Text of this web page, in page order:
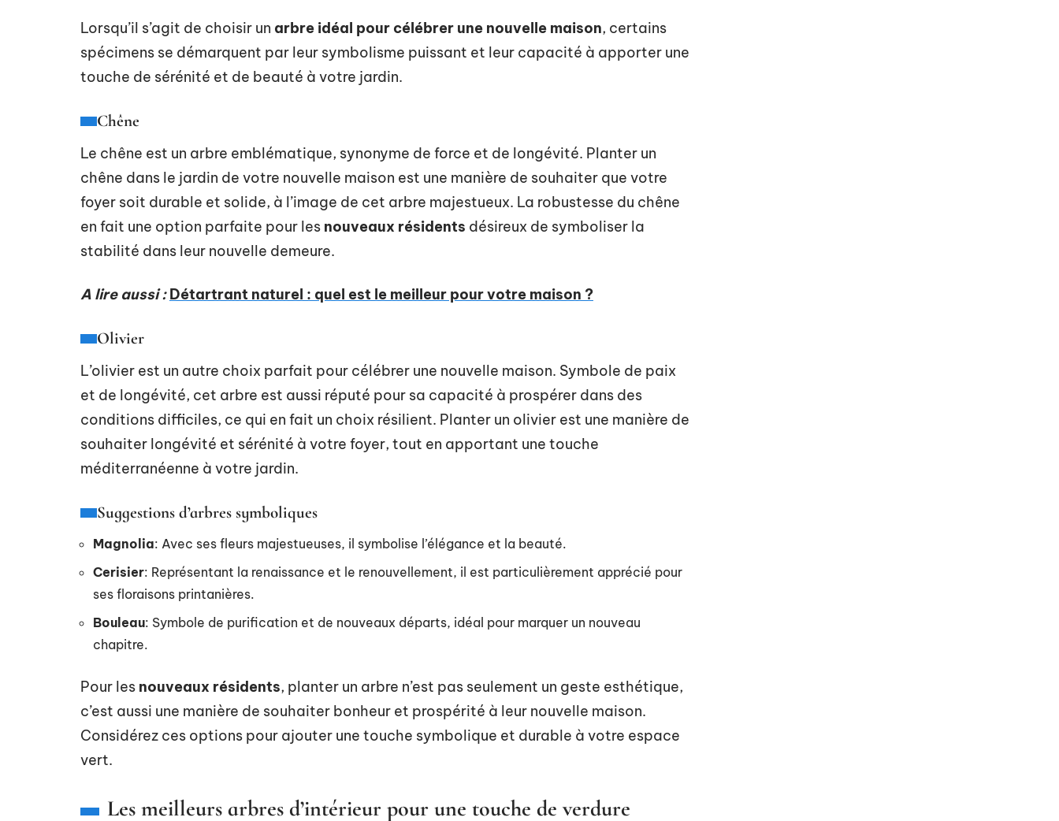
Lorsqu’il s’agit de choisir un arbre idéal pour célébrer une nouvelle maison, certains
spécimens se démarquent par leur symbolisme puissant et leur capacité à apporter une
touche de sérénité et de beauté à votre jardin.
Chêne
Le chêne est un arbre emblématique, synonyme de force et de longévité. Planter un
chêne dans le jardin de votre nouvelle maison est une manière de souhaiter que votre
foyer soit durable et solide, à l’image de cet arbre majestueux. La robustesse du chêne
en fait une option parfaite pour les nouveaux résidents désireux de symboliser la
stabilité dans leur nouvelle demeure.
A lire aussi : Détartrant naturel : quel est le meilleur pour votre maison ?
Olivier
L’olivier est un autre choix parfait pour célébrer une nouvelle maison. Symbole de paix
et de longévité, cet arbre est aussi réputé pour sa capacité à prospérer dans des
conditions difficiles, ce qui en fait un choix résilient. Planter un olivier est une manière de
souhaiter longévité et sérénité à votre foyer, tout en apportant une touche
méditerranéenne à votre jardin.
Suggestions d’arbres symboliques
Magnolia: Avec ses fleurs majestueuses, il symbolise l’élégance et la beauté.
Cerisier: Représentant la renaissance et le renouvellement, il est particulièrement apprécié pour
ses floraisons printanières.
Bouleau: Symbole de purification et de nouveaux départs, idéal pour marquer un nouveau
chapitre.
Pour les nouveaux résidents, planter un arbre n’est pas seulement un geste esthétique,
c’est aussi une manière de souhaiter bonheur et prospérité à leur nouvelle maison.
Considérez ces options pour ajouter une touche symbolique et durable à votre espace
vert.
Les meilleurs arbres d’intérieur pour une touche de verdure